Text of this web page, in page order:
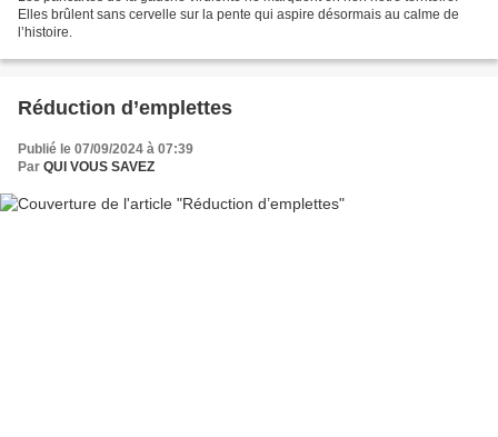
Elles brûlent sans cervelle sur la pente qui aspire désormais au calme de
l’histoire.
Réduction d’emplettes
Publié le 07/09/2024 à 07:39
Par QUI VOUS SAVEZ